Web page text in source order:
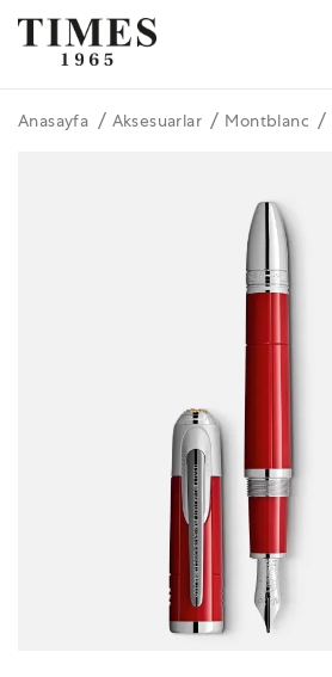
Anasayfa Aksesuarlar Montblanc